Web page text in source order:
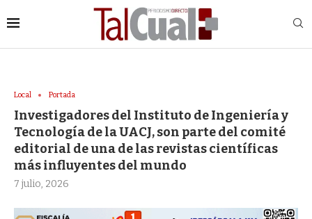
Local Portada
Investigadores del Instituto de Ingeniería y
Tecnología de la UACJ, son parte del comité
editorial de una de las revistas científicas
más influyentes del mundo
7 julio, 2026